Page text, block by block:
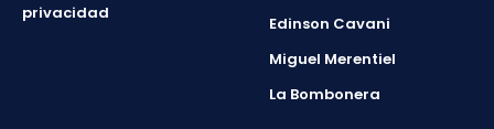
privacidad
Edinson Cavani
Miguel Merentiel
La Bombonera